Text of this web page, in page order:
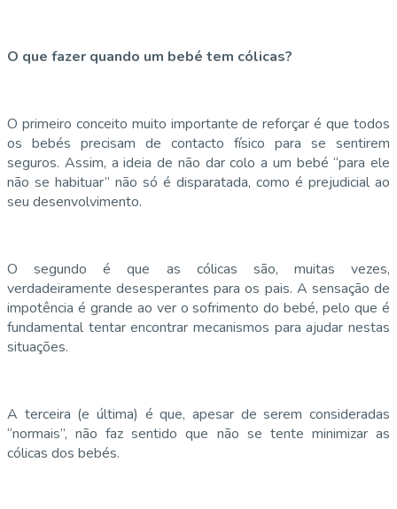
O que fazer quando um bebé tem cólicas?
O primeiro conceito muito importante de reforçar é que todos
os bebés precisam de contacto físico para se sentirem
seguros. Assim, a ideia de não dar colo a um bebé “para ele
não se habituar” não só é disparatada, como é prejudicial ao
seu desenvolvimento.
O segundo é que as cólicas são, muitas vezes,
verdadeiramente desesperantes para os pais. A sensação de
impotência é grande ao ver o sofrimento do bebé, pelo que é
fundamental tentar encontrar mecanismos para ajudar nestas
situações.
A terceira (e última) é que, apesar de serem consideradas
“normais”, não faz sentido que não se tente minimizar as
cólicas dos bebés.